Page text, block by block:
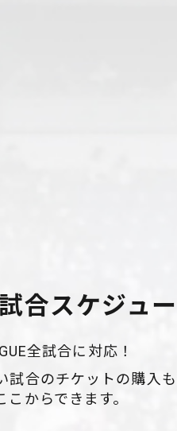
試合スケジュ
全試合に対応！
試合のチケットの購入
こからできます。